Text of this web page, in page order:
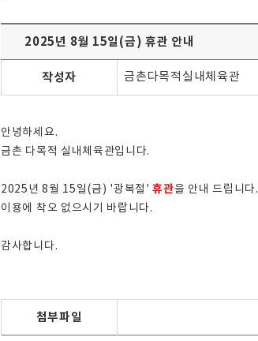
2025년 8월 15일(금) 휴관 안내
작성자 금촌다목적실내체육관
안녕하세요.
금촌 다목적 실내체육관입니다.
2025년 8월 15일(금) '광복절'휴관을 안내 드립니다.
이용에 착오 없으시기 바랍니다.
감사합니다.
첨부파일